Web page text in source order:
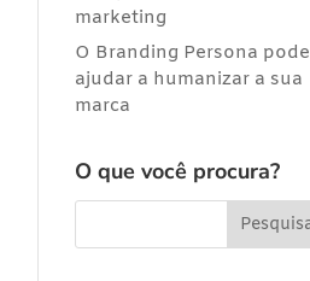
marketing
O Branding Persona pode
ajudar a humanizar a sua
marca
O que você procura?